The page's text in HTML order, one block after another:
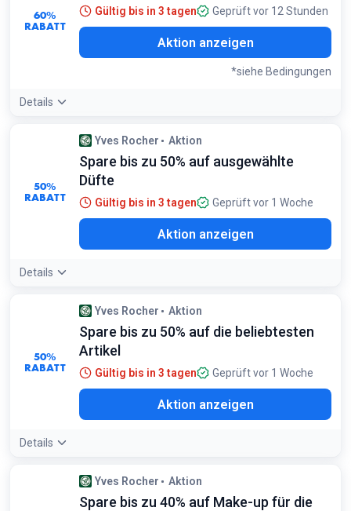
60%
RABATT
Gültig bis in 3 tagen Geprüft vor 12 Stunden
Aktion anzeigen
*siehe Bedingungen
Details
Angebotsdetails:
Sichere dir Restposten und
Auslaufmodelle, bevor sie endgültig aus dem Sortiment
verschwinden
Bedingungen:
Nur solange der Vorrat reicht
50%
RABATT
Yves Rocher Aktion
Spare bis zu 50% auf ausgewählte
Düfte
Gültig bis in 3 tagen Geprüft vor 1 Woche
Aktion anzeigen
Details
50%
RABATT
Yves Rocher Aktion
Spare bis zu 50% auf die beliebtesten
Artikel
Gültig bis in 3 tagen Geprüft vor 1 Woche
Aktion anzeigen
Details
Yves Rocher Aktion
Spare bis zu 40% auf Make-up für die